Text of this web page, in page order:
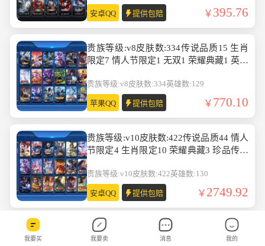
安卓QQ 提供包赔 395.76
贵族等级:v8皮肤数:334传说品质15 生肖
限定7 情人节限定1 无双1 荣耀典藏1 英雄
贵族等级:v8皮肤数:334英雄数:129
苹果QQ 提供包赔 770.10
贵族等级:v10皮肤数:422传说品质44 情人
节限定4 生肖限定10 荣耀典藏3 珍品传说
贵族等级:v10皮肤数:422英雄数:130
安卓QQ 提供包赔 2749.92
贵族等级:v7皮肤数:160传说品质5 生肖限
定2 荣耀典藏1 英雄数:130
我要买 我要卖 消息 我的